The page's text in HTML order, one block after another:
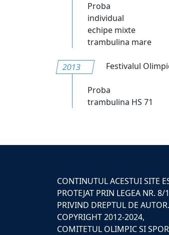
Proba
individual
echipe mixte
trambulina mare
2013 Festivalul
Proba
trambulina HS 71
CONTINUTUL ACESTUI SITE
PROTEJAT PRIN LEGEA NR. 8/
PRIVIND DREPTUL DE AUTOR.
COPYRIGHT 2012-2024,
COMITETUL OLIMPIC SI